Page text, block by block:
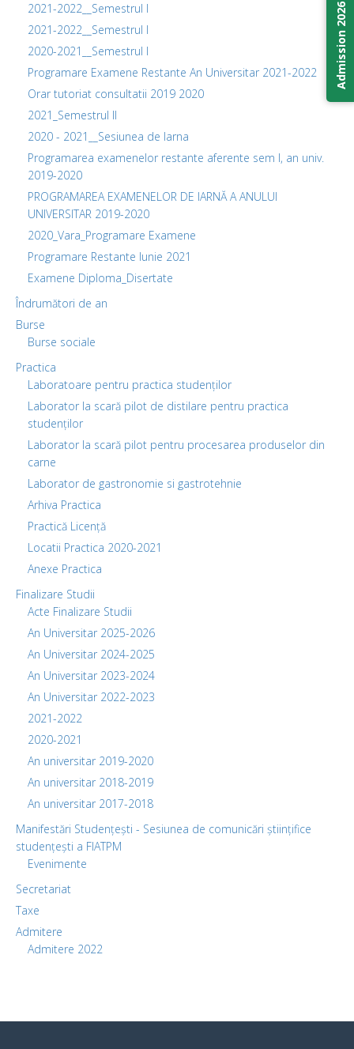
2021-2022__Semestrul I
2021-2022__Semestrul I
2020-2021__Semestrul I
Programare Examene Restante An Universitar 2021-2022
Orar tutoriat consultatii 2019 2020
2021_Semestrul II
2020 - 2021__Sesiunea de Iarna
Programarea examenelor restante aferente sem I, an univ.
2019-2020
PROGRAMAREA EXAMENELOR DE IARNĂ A ANULUI
UNIVERSITAR 2019-2020
2020_Vara_Programare Examene
Programare Restante Iunie 2021
Examene Diploma_Disertate
Îndrumători de an
Burse
Burse sociale
Practica
Laboratoare pentru practica studenților
Laborator la scară pilot de distilare pentru practica
studenților
Laborator la scară pilot pentru procesarea produselor din
carne
Laborator de gastronomie si gastrotehnie
Arhiva Practica
Practică Licență
Locatii Practica 2020-2021
Anexe Practica
Finalizare Studii
Acte Finalizare Studii
An Universitar 2025-2026
An Universitar 2024-2025
An Universitar 2023-2024
An Universitar 2022-2023
2021-2022
2020-2021
An universitar 2019-2020
An universitar 2018-2019
An universitar 2017-2018
Manifestări Studențești - Sesiunea de comunicări științifice
studențești a FIATPM
Evenimente
Secretariat
Taxe
Admitere
Admitere 2022
Admission 2026